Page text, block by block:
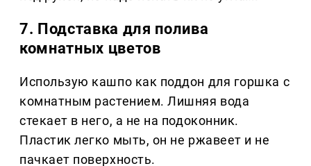
7. Подставка для полива
комнатных цветов
Использую кашпо как поддон для горшка с
комнатным растением. Лишняя вода
стекает в него, а не на подоконник.
Пластик легко мыть, он не ржавеет и не
пачкает поверхность.